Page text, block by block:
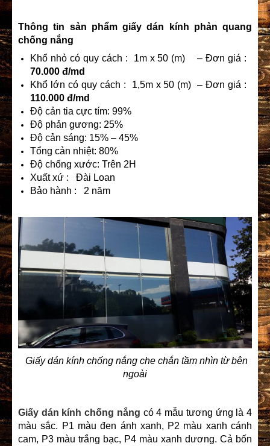
Thông tin sản phẩm giấy dán kính phản quang
chống nắng
Khổ nhỏ có quy cách : 1m x 50 (m) – Đơn giá :
70.000 đ/md
Khổ lớn có quy cách : 1,5m x 50 (m) – Đơn giá :
110.000 đ/md
Độ cản tia cực tím: 99%
Độ phản gương: 25%
Độ cản sáng: 15% – 45%
Tổng cản nhiệt: 80%
Độ chống xước: Trên 2H
Xuất xứ : Đài Loan
Bảo hành : 2 năm
Giấy dán kính chống nắng che chắn tầm nhìn từ bên
ngoài
Giấy dán kính chống nắng có 4 mẫu tương ứng là 4
màu sắc. P1 màu đen ánh xanh, P2 màu xanh cánh
cam, P3 màu trắng bạc, P4 màu xanh dương. Cả bốn